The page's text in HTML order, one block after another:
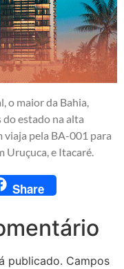
o maior da Bahia,
estado na alta
viaja pela BA-001 para
Uruçuca, e Itacaré.
Share
publicado. Campos